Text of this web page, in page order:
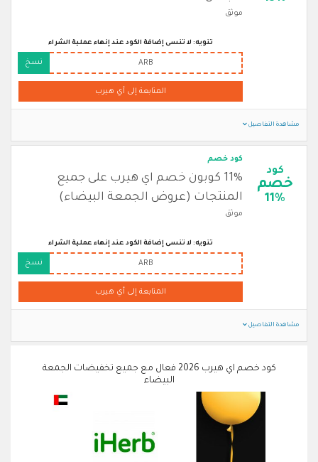
موثق
تنويه: لا تنسى إضافة الكود عند إنهاء عملية الشراء
ARB نسخ
المتابعة إلى أي هيرب
مشاهدة التفاصيل
كود
خصم
11%
كود خصم
11% كوبون خصم اي هيرب على جميع
المنتجات (عروض الجمعة البيضاء)
موثق
تنويه: لا تنسى إضافة الكود عند إنهاء عملية الشراء
ARB نسخ
المتابعة إلى أي هيرب
مشاهدة التفاصيل
كود خصم اي هيرب 2026 فعال مع جميع تخفيضات الجمعة
البيضاء